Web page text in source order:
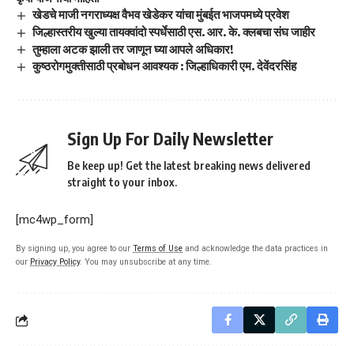
खेडचे माजी नगराध्यक्ष वैभव खेडेकर यांचा मुंबईत भाजपमध्ये प्रवेश
जिल्हास्तरीय खुल्या तायक्वांदो स्पर्धेसाठी एस. आर. के. क्लबचा संघ जाहीर
तुम्हाला अटक झाली तर जाणून घ्या आपले अधिकार!
कुष्ठरोगमुक्तीसाठी प्रबोधन आवश्यक : जिल्हाधिकारी एम. देवेंदरसिंह
Sign Up For Daily Newsletter
Be keep up! Get the latest breaking news delivered
straight to your inbox.
[mc4wp_form]
By signing up, you agree to our Terms of Use and acknowledge the data practices in
our Privacy Policy. You may unsubscribe at any time.